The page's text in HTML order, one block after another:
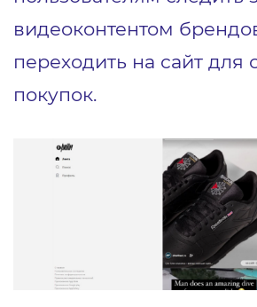
видеоконтентом
переходить на сайт
покупок.